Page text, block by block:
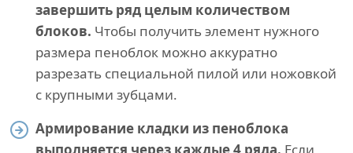
завершить ряд целым количеством
блоков. Чтобы получить элемент нужного
размера пеноблок можно аккуратно
разрезать специальной пилой или ножовкой
с крупными зубцами.
Армирование кладки из пеноблока